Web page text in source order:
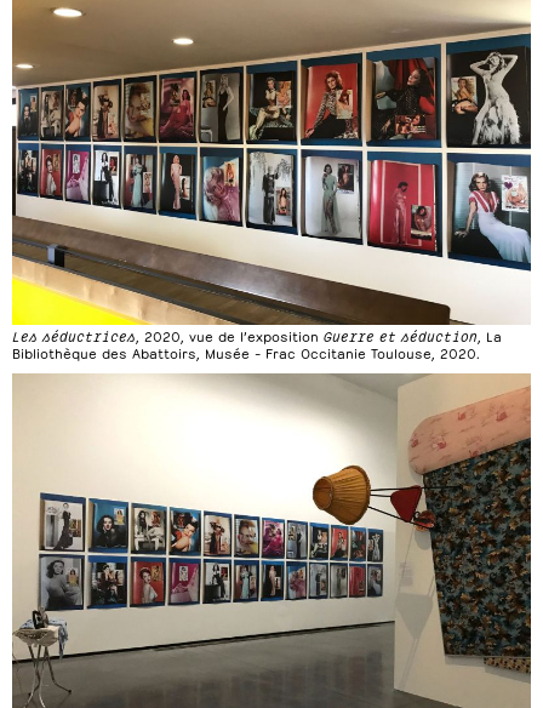
Les séductrices, 2020, vue de l’exposition Guerre et séduction, La
Bibliothèque des Abattoirs, Musée – Frac Occitanie Toulouse, 2020.